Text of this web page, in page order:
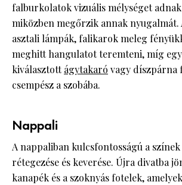
falburkolatok vizuális mélységet
miközben megőrzik annak nyugalmát.
asztali lámpák, falikarok meleg
meghitt hangulatot teremteni, míg
kiválasztottágytakaró vagy díszpárna
csempész a szobába.
Nappali
A nappaliban kulcsfontosságú a
rétegezése és keverése. Újra divatba
kanapék és a szoknyás fotelek,